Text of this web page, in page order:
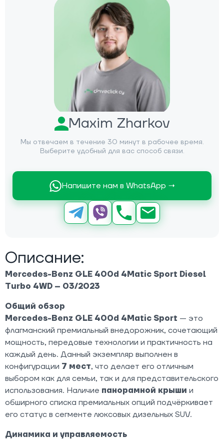
Maxim Zharkov
Мы отвечаем в течение 30 минут в рабочее время.
Выберите удобный для вас способ связи.
Напишите нам в WhatsApp →
Описание:
Mercedes-Benz GLE 400d 4Matic Sport Diesel
Turbo 4WD – 03/2023
Общий обзор
Mercedes-Benz GLE 400d 4Matic Sport — это
флагманский премиальный внедорожник, сочетающий
мощность, передовые технологии и практичность на
каждый день. Данный экземпляр выполнен в
конфигурации 7 мест, что делает его отличным
выбором как для семьи, так и для представительского
использования. Наличие панорамной крыши и
обширного списка премиальных опций подчёркивает
его статус в сегменте люксовых дизельных SUV.
Динамика и управляемость